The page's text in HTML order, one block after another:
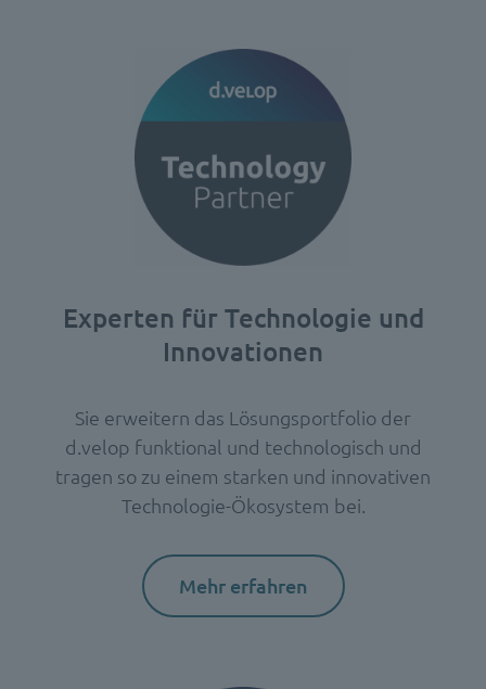
Experten für Technologie und
Innovationen
Sie erweitern das Lösungsportfolio der
d.velop funktional und technologisch und
tragen so zu einem starken und innovativen
Technologie-Ökosystem bei.
Mehr erfahren